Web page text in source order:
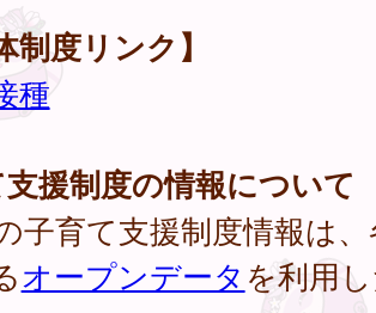
制度リンク】
種
援制度の情報について
子育て支援制度情報は
オープンデータ を利用